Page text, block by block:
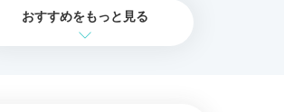
おすすめをもっと見る